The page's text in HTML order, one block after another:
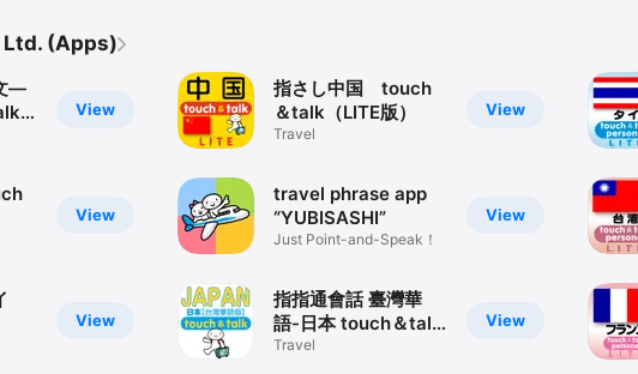
/アプリが起動できなくなった方へ＞
それらを全て終了してみてください。
、iPad)本体の再起動
を長押しします。
スライドすると電源が切れます。
ド
。
ードします。
Ltd. (Apps)
View
―
View
View
View
指さし中国 touch
＆talk（LITE版）
Travel
View
travel phrase app
“YUBISASHI”
Just Point-and-Speak！
View
指指通會話 臺灣華
語-日本 touch＆talk
LITE
Travel